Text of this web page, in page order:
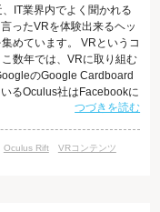
IT業界内でよく聞かれる
ったVRを体験出来るヘッ
めています。 VRというコ
数年では、VRに取り組む
のGoogle Cardboard
るOculus社はFacebookに
めました。 VRの使用され
年10月にはPlaystat
つづきを読む
Oculus Rift
VRコンテンツ